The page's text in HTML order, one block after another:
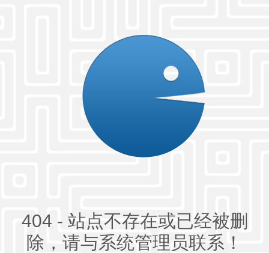
404 - 站点不存在或已经被删
除，请与系统管理员联系！